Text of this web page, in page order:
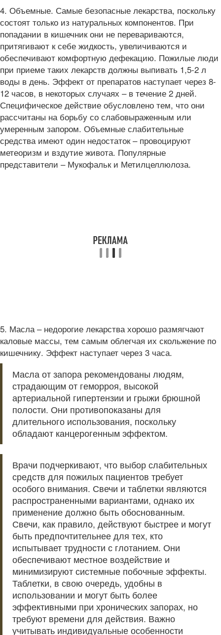
4. Объемные. Самые безопасные лекарства, поскольку
состоят только из натуральных компонентов. При
попадании в кишечник они не перевариваются,
притягивают к себе жидкость, увеличиваются и
обеспечивают комфортную дефекацию. Пожилые люди
при приеме таких лекарств должны выпивать 1,5-2 л
воды в день. Эффект от препаратов наступает через 8-
12 часов, в некоторых случаях – в течение 2 дней.
Специфическое действие обусловлено тем, что они
рассчитаны на борьбу со слабовыраженным или
умеренным запором. Объемные слабительные
средства имеют один недостаток – провоцируют
метеоризм и вздутие живота. Популярные
представители – Мукофальк и Метилцеллюлоза.
5. Масла – недорогие лекарства хорошо размягчают
каловые массы, тем самым облегчая их скольжение по
кишечнику. Эффект наступает через 3 часа.
Масла от запора рекомендованы людям,
страдающим от геморроя, высокой
артериальной гипертензии и грыжи брюшной
полости. Они противопоказаны для
длительного использования, поскольку
обладают канцерогенным эффектом.
Врачи подчеркивают, что выбор слабительных
средств для пожилых пациентов требует
особого внимания. Свечи и таблетки являются
распространенными вариантами, однако их
применение должно быть обоснованным.
Свечи, как правило, действуют быстрее и могут
быть предпочтительнее для тех, кто
испытывает трудности с глотанием. Они
обеспечивают местное воздействие и
минимизируют системные побочные эффекты.
Таблетки, в свою очередь, удобны в
использовании и могут быть более
эффективными при хронических запорах, но
требуют времени для действия. Важно
учитывать индивидуальные особенности